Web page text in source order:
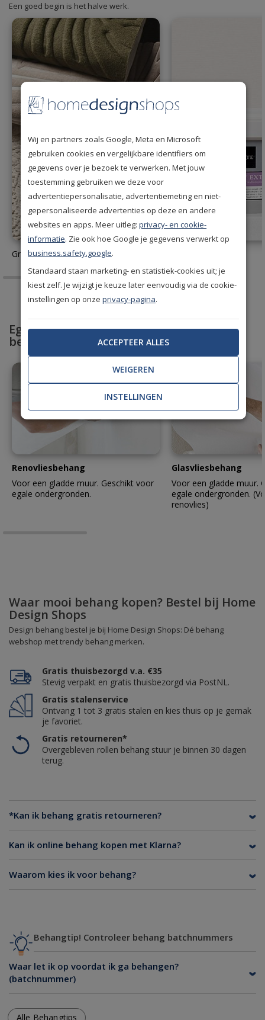
Een goed begin is het halve werk.
Gratis behang stalen aanvragen
Egaliseer en bescherm met professioneel
behang
Renovliesbehang
Voor een gladde muur. Geschikt voor
egale ondergronden.
Glasvliesbehang
Voor een gladde muur.
egale ondergronden.
renovlies)
Waar mooi behang kopen? Bestel bij Home
Design Shops
Design behang bestel je bij Home Design Shops: Dé behang
webshop met trendy behang merken.
Gratis thuisbezorgd v.a. €35
Stevig verpakt en gratis thuisbezorgd via PostNL.
Gratis stalenservice
Ontvang 1 tot 3 gratis stalen en kies thuis op je gemak
je favoriet.
Gratis retourneren*
Overgebleven rollen behang stuur je binnen 30 dagen
terug.
*Kan ik behang gratis retourneren?
Kan ik online behang kopen met Klarna?
Waarom kies ik voor behang?
Behangtip! Controleer behang batchnummers
Waar let ik op voordat ik ga behangen?
(batchnummer)
Alle Behangtips
Wij en partners zoals Google, Meta en Microsoft
gebruiken cookies en vergelijkbare identifiers om
gegevens over je bezoek te verwerken. Met jouw
toestemming gebruiken we deze voor
advertentiepersonalisatie, advertentiemeting en niet-
gepersonaliseerde advertenties op deze en andere
websites en apps. Meer uitleg:privacy- en cookie-
informatie. Zie ook hoe Google je gegevens verwerkt op
business.safety.google.
Standaard staan marketing- en statistiek-cookies uit; je
kiest zelf. Je wijzigt je keuze later eenvoudig via de cookie-
instellingen op onzeprivacy-pagina.
ACCEPTEER ALLES
WEIGEREN
INSTELLINGEN